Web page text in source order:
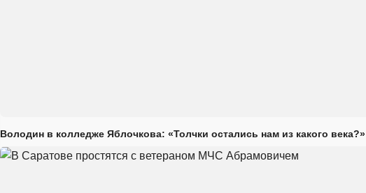
Володин в колледже Яблочкова: «Толчки остались нам из какого века?»